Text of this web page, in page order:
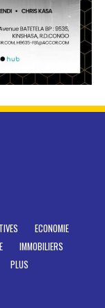
ECONOMIE
IMMOBILIERS
PLUS